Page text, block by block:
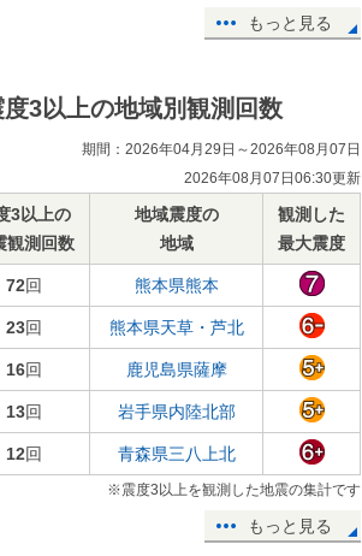
もっと見る
度3以上の地域別観測回数
期間：2026年04月29日～2026年08月07日
2026年08月07日06:30更新
3以上の
観測回数
地域震度の
地域
観測した
最大震度
72回 熊本県熊本
23回 熊本県天草・芦北
16回 鹿児島県薩摩
13回 岩手県内陸北部
12回 青森県三八上北
※震度3以上を観測した地震の集計です
もっと見る